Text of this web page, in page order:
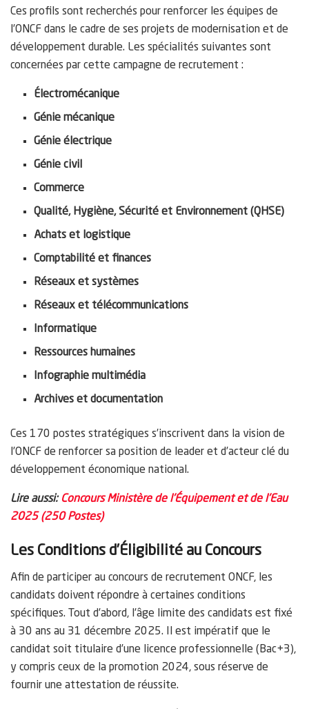
Ces profils sont recherchés pour renforcer les équipes de
l’ONCF dans le cadre de ses projets de modernisation et de
développement durable. Les spécialités suivantes sont
concernées par cette campagne de recrutement :
Électromécanique
Génie mécanique
Génie électrique
Génie civil
Commerce
Qualité, Hygiène, Sécurité et Environnement (QHSE)
Achats et logistique
Comptabilité et finances
Réseaux et systèmes
Réseaux et télécommunications
Informatique
Ressources humaines
Infographie multimédia
Archives et documentation
Ces 170 postes stratégiques s’inscrivent dans la vision de
l’ONCF de renforcer sa position de leader et d’acteur clé du
développement économique national.
Lire aussi: Concours Ministère de l’Équipement et de l’Eau
2025 (250 Postes)
Les Conditions d’Éligibilité au Concours
Afin de participer au concours de recrutement ONCF, les
candidats doivent répondre à certaines conditions
spécifiques. Tout d’abord, l’âge limite des candidats est fixé
à 30 ans au 31 décembre 2025. Il est impératif que le
candidat soit titulaire d’une licence professionnelle (Bac+3),
y compris ceux de la promotion 2024, sous réserve de
fournir une attestation de réussite.